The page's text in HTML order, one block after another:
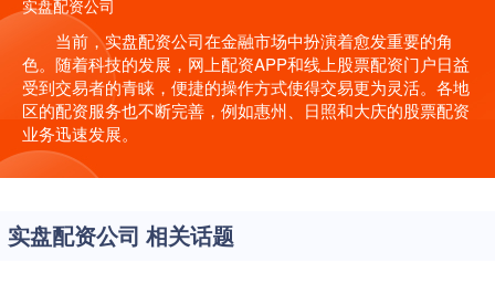
实盘配资公司
当前，实盘配资公司在金融市场中扮演着愈发重要的角
色。随着科技的发展，网上配资APP和线上股票配资门户日益
受到交易者的青睐，便捷的操作方式使得交易更为灵活。各地
区的配资服务也不断完善，例如惠州、日照和大庆的股票配资
业务迅速发展。
实盘配资公司 相关话题